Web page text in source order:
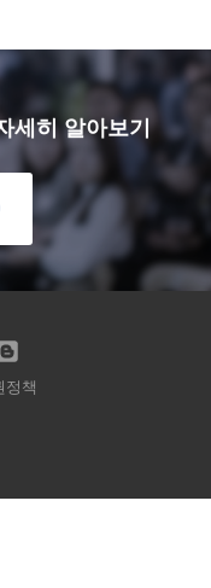
세히 알아보기
정책